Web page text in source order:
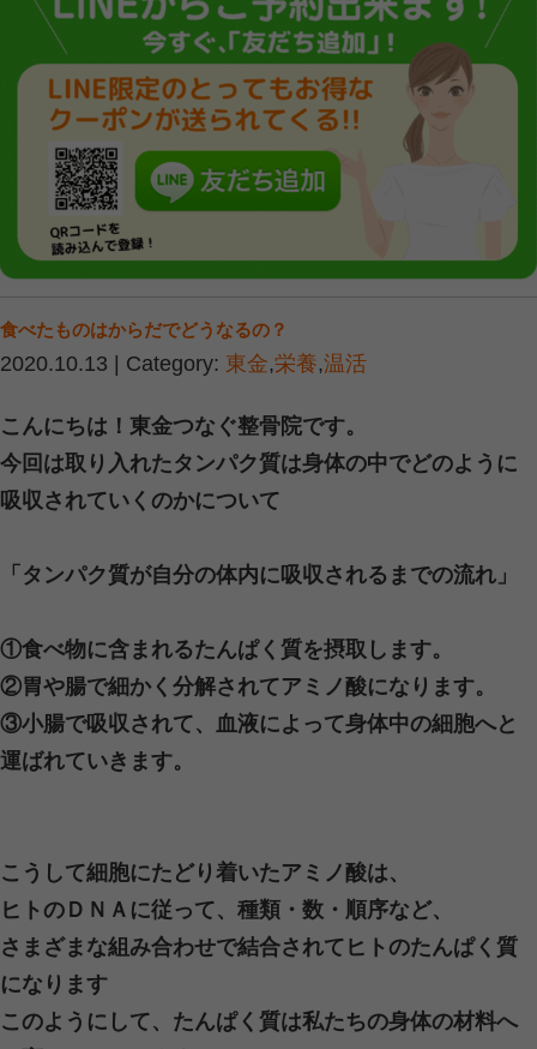
■ 腰痛の主な原因とは
腰痛にはさまざまな原因があります
姿勢の悪さ（猫背・長時間の座りっ
筋肉の疲労やこり
運動不足
急な動作や重いものの持ち上げ
特に、デスクワークの方は腰に負担
慢性的な痛みにつながることが多い